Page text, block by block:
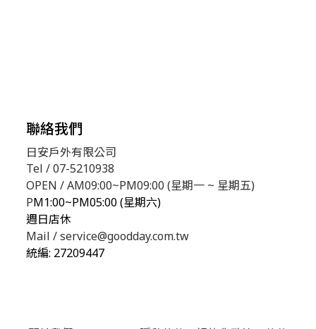
聯絡我們
日安戶外有限公司
Tel / 07-5210938
OPEN / AM09:00~PM09:00 (星期一 ~ 星期五)
PM1:00~PM05:00 (星期六)
週日店休
Mail / service@goodday.com.tw
統編: 27209447